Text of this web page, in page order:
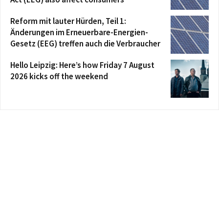
Reform mit lauter Hürden, Teil 1:
Änderungen im Erneuerbare-Energien-
Gesetz (EEG) treffen auch die Verbraucher
Hello Leipzig: Here’s how Friday 7 August
2026 kicks off the weekend